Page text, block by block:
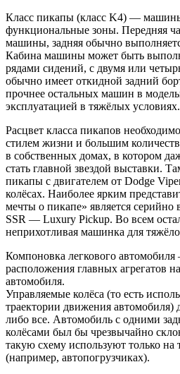
Класс пикапы (класс K4) —
функциональные зоны. Передняя
машины, задняя обычно
Кабина машины может быть
рядами сидений, с двумя или
обычно имеет откидной задний
прочнее остальных машин в
эксплуатацией в тяжёлых условиях.
Расцвет класса пикапов
стилем жизни и большим
в собственных домах, в котором
стать главной звездой выставки.
пикапы с двигателем от Dodge
колёсах. Наиболее ярким
мечты о пикапе» является
SSR — Luxury Pickup. Во всем
неприхотливая машинка для
Компоновка легкового
расположения главных агрегатов
автомобиля.
Управляемые колёса (то есть
траектории движения автомобиля)
либо все. Автомобиль с одними
колёсами был бы чрезвычайно
такую схему используют только
(например, автопогрузчиках).